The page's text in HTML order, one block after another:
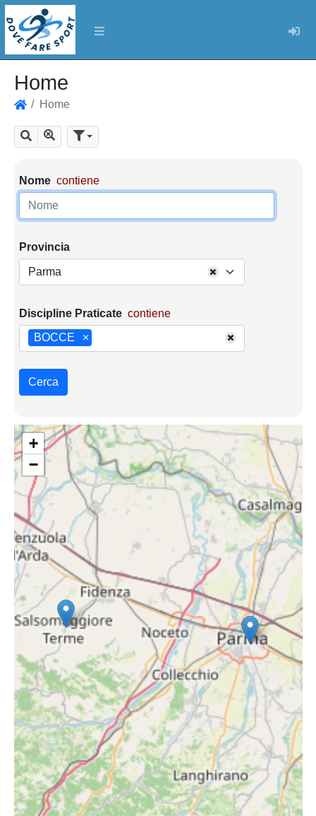
Home
Home
Cerca Mostra tutti i risultati
Parametri di ricerca
Nome contiene
Provincia
Parma
Discipline Praticate contiene
×
BOCCE
Cerca
+
−